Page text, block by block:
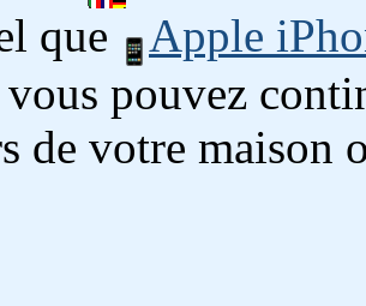
que
Apple
vous pouvez
de votre maison